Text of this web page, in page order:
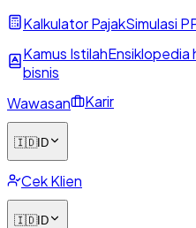
Kalkulator PajakSimulasi
Kamus IstilahEnsiklopedia
bisnis
Wawasan
Karir
🇮🇩ID
Cek Klien
🇮🇩ID